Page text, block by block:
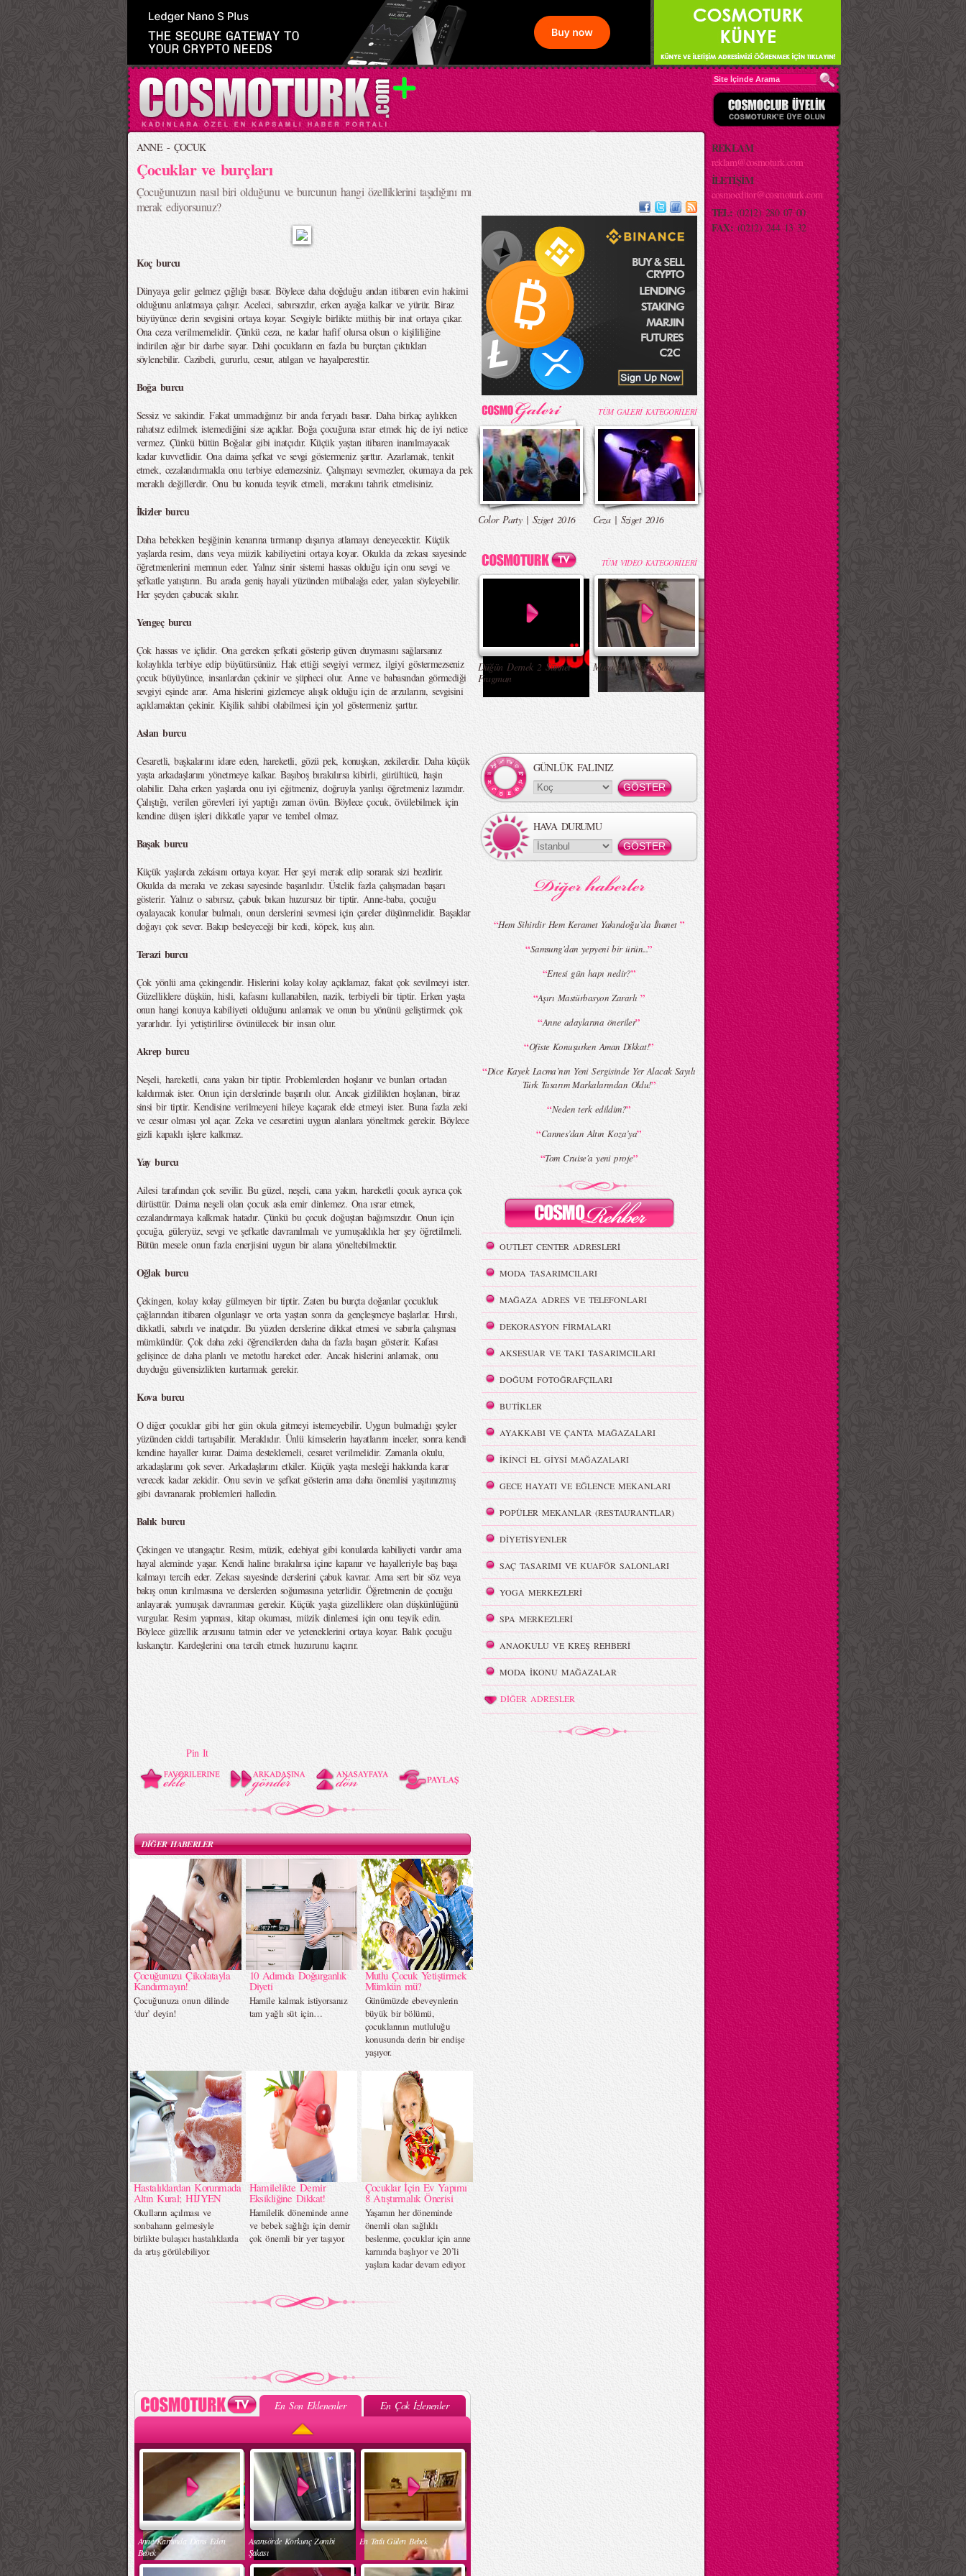
ANNE - ÇOCUK
Çocuklar ve burçları
Çocuğunuzun nasıl biri olduğunu ve burcunun hangi özelliklerini taşıdığını mı
merak ediyorsunuz?
Koç burcu
Dünyaya gelir gelmez çığlığı basar. Böylece daha doğduğu andan itibaren evin hakimi
olduğunu anlatmaya çalışır. Aceleci, sabırsızdır, erken ayağa kalkar ve yürür. Biraz
büyüyünce derin sevgisini ortaya koyar. Sevgiyle birlikte müthiş bir inat ortaya çıkar.
Ona ceza verilmemelidir. Çünkü ceza, ne kadar hafif olursa olsun o kişililiğine
indirilen ağır bir darbe sayar. Dahi çocukların en fazla bu burçtan çıktıkları
söylenebilir. Cazibeli, gururlu, cesur, atılgan ve hayalperesttir.
Boğa burcu
Sessiz ve sakindir. Fakat ummadığınız bir anda feryadı basar. Daha birkaç aylıkken
rahatsız edilmek istemediğini size açıklar. Boğa çocuğuna ısrar etmek hiç de iyi netice
vermez. Çünkü bütün Boğalar gibi inatçıdır. Küçük yaştan itibaren inanılmayacak
kadar kuvvetlidir. Ona daima şefkat ve sevgi göstermeniz şarttır. Azarlamak, tenkit
etmek, cezalandırmakla onu terbiye edemezsiniz. Çalışmayı sevmezler, okumaya da pek
meraklı değillerdir. Onu bu konuda teşvik etmeli, merakını tahrik etmelisiniz.
İkizler burcu
Daha bebekken beşiğinin kenarına tırmanıp dışarıya atlamayı deneyecektir. Küçük
yaşlarda resim, dans veya müzik kabiliyetini ortaya koyar. Okulda da zekası sayesinde
öğretmenlerini memnun eder. Yalnız sinir sistemi hassas olduğu için onu sevgi ve
şefkatle yatıştırın. Bu arada geniş hayali yüzünden mübalağa eder, yalan söyleyebilir.
Her şeyden çabucak sıkılır.
Yengeç burcu
Çok hassas ve içlidir. Ona gereken şefkati gösterip güven duymasını sağlarsanız
kolaylıkla terbiye edip büyütürsünüz. Hak ettiği sevgiyi vermez, ilgiyi göstermezseniz
çocuk büyüyünce, insanlardan çekinir ve şüpheci olur. Anne ve babasından görmediği
sevgiyi eşinde arar. Ama hislerini gizlemeye alışık olduğu için de arzularını, sevgisini
açıklamaktan çekinir. Kişilik sahibi olabilmesi için yol göstermeniz şarttır.
Aslan burcu
Cesaretli, başkalarını idare eden, hareketli, gözü pek, konuşkan, zekilerdir. Daha küçük
yaşta arkadaşlarını yönetmeye kalkar. Başıboş bırakılırsa kibirli, gürültücü, haşin
olabilir. Daha erken yaşlarda onu iyi eğitmeniz, doğruyla yanlışı öğretmeniz lazımdır.
Çalıştığı, verilen görevleri iyi yaptığı zaman övün. Böylece çocuk, övülebilmek için
kendine düşen işleri dikkatle yapar ve tembel olmaz.
Başak burcu
Küçük yaşlarda zekásını ortaya koyar. Her şeyi merak edip sorarak sizi bezdirir.
Okulda da merakı ve zekası sayesinde başarılıdır. Üstelik fazla çalışmadan başarı
gösterir. Yalnız o sabırsız, çabuk bıkan huzursuz bir tiptir. Anne-baba, çocuğu
oyalayacak konular bulmalı, onun derslerini sevmesi için çareler düşünmelidir. Başaklar
doğayı çok sever. Bakıp besleyeceği bir kedi, köpek, kuş alın.
Terazi burcu
Çok yönlü ama çekingendir. Hislerini kolay kolay açıklamaz, fakat çok sevilmeyi ister.
Güzelliklere düşkün, hisli, kafasını kullanabilen, nazik, terbiyeli bir tiptir. Erken yaşta
onun hangi konuya kabiliyeti olduğunu anlamak ve onun bu yönünü geliştirmek çok
yararlıdır. İyi yetiştirilirse övünülecek bir insan olur.
Akrep burcu
Neşeli, hareketli, cana yakın bir tiptir. Problemlerden hoşlanır ve bunları ortadan
kaldırmak ister. Onun için derslerinde başarılı olur. Ancak gizlilikten hoşlanan, biraz
sinsi bir tiptir. Kendisine verilmeyeni hileye kaçarak elde etmeyi ister. Buna fazla zeki
ve cesur olması yol açar. Zeka ve cesaretini uygun alanlara yöneltmek gerekir. Böylece
gizli kapaklı işlere kalkmaz.
Yay burcu
Ailesi tarafından çok sevilir. Bu güzel, neşeli, cana yakın, hareketli çocuk ayrıca çok
dürüsttür. Daima neşeli olan çocuk asla emir dinlemez. Ona ısrar etmek,
cezalandırmaya kalkmak hatadır. Çünkü bu çocuk doğuştan bağımsızdır. Onun için
çocuğa, güleryüz, sevgi ve şefkatle davranılmalı ve yumuşaklıkla her şey öğretilmeli.
Bütün mesele onun fazla enerjisini uygun bir alana yöneltebilmektir.
Oğlak burcu
Çekingen, kolay kolay gülmeyen bir tiptir. Zaten bu burçta doğanlar çocukluk
çağlarından itibaren olgunlaşır ve orta yaştan sonra da gençleşmeye başlarlar. Hırslı,
dikkatli, sabırlı ve inatçıdır. Bu yüzden derslerine dikkat etmesi ve sabırla çalışması
mümkündür. Çok daha zeki öğrencilerden daha da fazla başarı gösterir. Kafası
gelişince de daha planlı ve metotlu hareket eder. Ancak hislerini anlamak, onu
duyduğu güvensizlikten kurtarmak gerekir.
Kova burcu
O diğer çocuklar gibi her gün okula gitmeyi istemeyebilir. Uygun bulmadığı şeyler
yüzünden ciddi tartışabilir. Meraklıdır. Ünlü kimselerin hayatlarını inceler, sonra kendi
kendine hayaller kurar. Daima desteklemeli, cesaret verilmelidir. Zamanla okulu,
arkadaşlarını çok sever. Arkadaşlarını etkiler. Küçük yaşta mesleği hakkında karar
verecek kadar zekidir. Onu sevin ve şefkat gösterin ama daha önemlisi yaşıtınızmış
gibi davranarak problemleri halledin.
Balık burcu
Çekingen ve utangaçtır. Resim, müzik, edebiyat gibi konularda kabiliyeti vardır ama
hayal aleminde yaşar. Kendi haline bırakılırsa içine kapanır ve hayalleriyle baş başa
kalmayı tercih eder. Zekası sayesinde derslerini çabuk kavrar. Ama sert bir söz veya
bakış onun kırılmasına ve derslerden soğumasına yeterlidir. Öğretmenin de çocuğu
anlayarak yumuşak davranması gerekir. Küçük yaşta güzelliklere olan düşkünlüğünü
vurgular. Resim yapması, kitap okuması, müzik dinlemesi için onu teşvik edin.
Böylece güzellik arzusunu tatmin eder ve yeteneklerini ortaya koyar. Balık çocuğu
kıskançtır. Kardeşlerini ona tercih etmek huzurunu kaçırır.
Pin It
DİĞER HABERLER
Çocuğunuzu Çikolatayla
Kandırmayın!
Çocuğunuza onun dilinde
‘dur’ deyin!
10 Adımda Doğurganlık
Diyeti
Hamile kalmak istiyorsanız
tam yağlı süt için…
Mutlu Çocuk Yetiştirmek
Mümkün mü?
Günümüzde ebeveynlerin
büyük bir bölümü,
çocuklarının mutluluğu
konusunda derin bir endişe
yaşıyor.
Hastalıklardan Korunmada
Altın Kural; HİJYEN
Okulların açılması ve
sonbaharın gelmesiyle
birlikte bulaşıcı hastalıklarda
da artış görülebiliyor.
Hamilelikte Demir
Eksikliğine Dikkat!
Hamilelik döneminde anne
ve bebek sağlığı için demir
çok önemli bir yer taşıyor.
Çocuklar İçin Ev Yapımı
8 Atıştırmalık Önerisi
Yaşamın her döneminde
önemli olan sağlıklı
beslenme, çocuklar için anne
karnında başlıyor ve 20’li
yaşlara kadar devam ediyor.
En Son Eklenenler En Çok İzlenenler
Anne Karnında Dans Eden
Bebek
Asansörde Korkunç Zombi
Şakası
En Tatlı Gülen Bebek
TÜM GALERİ KATEGORİLERİ
Color Party | Sziget 2016 Ceza | Sziget 2016
TÜM VIDEO KATEGORİLERİ
Düğün Dernek 2 Sünnet -
Fragman
Masa Altı Seksi Şaka
GÜNLÜK FALINIZ
HAVA DURUMU
“Hem Sihirdir Hem Keramet Yakındoğu`da İhanet ”
“Samsung'dan yepyeni bir ürün...”
“Ertesi gün hapı nedir?”
“Aşırı Mastürbasyon Zararlı ”
“Anne adaylarına öneriler”
“Ofiste Konuşurken Aman Dikkat!”
“Dice Kayek Lacma’nın Yeni Sergisinde Yer Alacak Sayılı
Türk Tasarım Markalarından Oldu!”
“Neden terk edildim?”
“Cannes’dan Altın Koza’ya”
“Tom Cruise'a yeni proje”
OUTLET CENTER ADRESLERİ
MODA TASARIMCILARI
MAĞAZA ADRES VE TELEFONLARI
DEKORASYON FİRMALARI
AKSESUAR VE TAKI TASARIMCILARI
DOĞUM FOTOĞRAFÇILARI
BUTİKLER
AYAKKABI VE ÇANTA MAĞAZALARI
İKİNCİ EL GİYSİ MAĞAZALARI
GECE HAYATI VE EĞLENCE MEKANLARI
POPÜLER MEKANLAR (RESTAURANTLAR)
DİYETİSYENLER
SAÇ TASARIMI VE KUAFÖR SALONLARI
YOGA MERKEZLERİ
SPA MERKEZLERİ
ANAOKULU VE KREŞ REHBERİ
MODA İKONU MAĞAZALAR
DİĞER ADRESLER
REKLAM
reklam@cosmoturk.com
İLETİŞİM
cosmoeditor@cosmoturk.com
TEL: (0212) 280 07 00
FAX: (0212) 244 13 32